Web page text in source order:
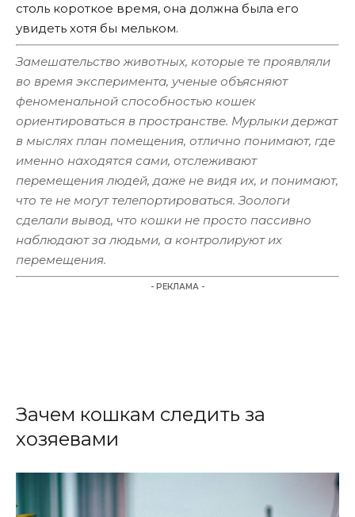
столь короткое время, она должна была его
увидеть хотя бы мельком.
Замешательство животных, которые те проявляли
во время эксперимента, ученые объясняют
феноменальной способностью кошек
ориентироваться в пространстве. Мурлыки держат
в мыслях план помещения, отлично понимают, где
именно находятся сами, отслеживают
перемещения людей, даже не видя их, и понимают,
что те не могут телепортироваться. Зоологи
сделали вывод, что кошки не просто пассивно
наблюдают за людьми, а контролируют их
перемещения.
- РЕКЛАМА -
Зачем кошкам следить за
хозяевами